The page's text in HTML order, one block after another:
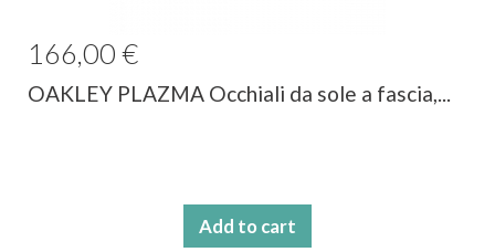
166,00 €
OAKLEY PLAZMA Occhiali da sole a fascia,...
Add to cart